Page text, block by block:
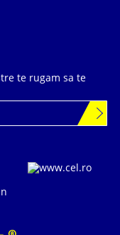
te rugam sa te